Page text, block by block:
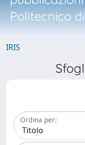
Politecnico
IRIS
Ordina per: